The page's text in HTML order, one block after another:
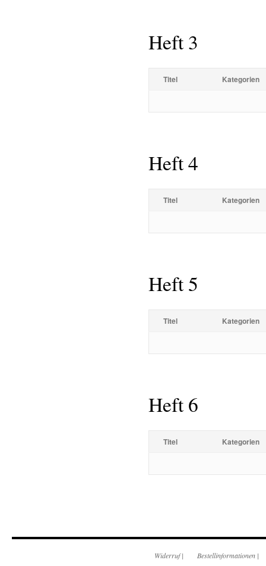
Heft 3
Titel Kategorien
Heft 4
Titel Kategorien
Heft 5
Titel Kategorien
Heft 6
Titel Kategorien
Widerruf| Bestellinformationen |